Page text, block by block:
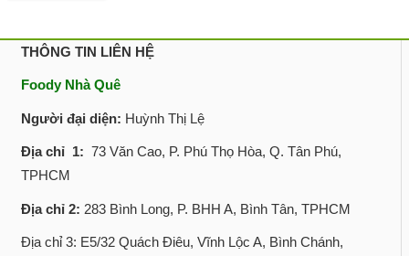
THÔNG TIN LIÊN HỆ
Foody Nhà Quê
Người đại diện: Huỳnh Thị Lệ
Địa chỉ 1: 73 Văn Cao, P. Phú Thọ Hòa, Q. Tân Phú,
TPHCM
Địa chỉ 2: 283 Bình Long, P. BHH A, Bình Tân, TPHCM
Địa chỉ 3: E5/32 Quách Điêu, Vĩnh Lộc A, Bình Chánh,